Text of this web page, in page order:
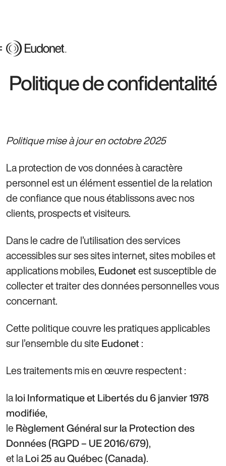
Politique de confidentalité
Politique mise à jour en octobre 2025
La protection de vos données à caractère
personnel est un élément essentiel de la relation
de confiance que nous établissons avec nos
clients, prospects et visiteurs.
Dans le cadre de l’utilisation des services
accessibles sur ses sites internet, sites mobiles et
applications mobiles, Eudonet est susceptible de
collecter et traiter des données personnelles vous
concernant.
Cette politique couvre les pratiques applicables
sur l’ensemble du site Eudonet :
Les traitements mis en œuvre respectent :
laloi Informatique et Libertés du 6 janvier 1978
modifiée,
le Règlement Général sur la Protection des
Données (RGPD – UE 2016/679),
et laLoi 25 au Québec (Canada).